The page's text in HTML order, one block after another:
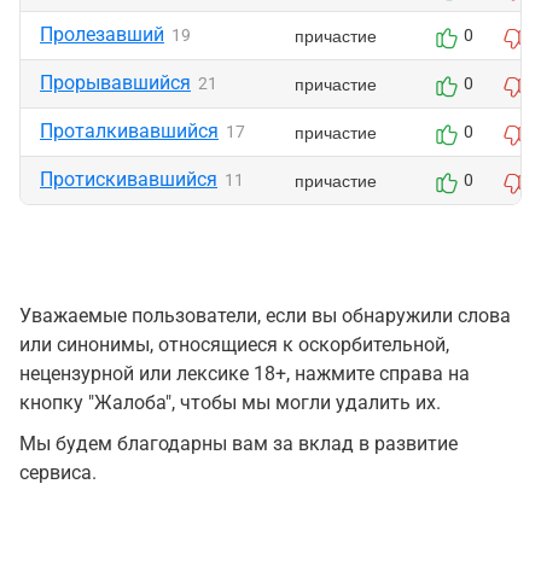
Пролезавший 19 причастие 0
Прорывавшийся 21 причастие 0
Проталкивавшийся 17 причастие 0
Протискивавшийся 11 причастие 0
Уважаемые пользователи, если вы обнаружили слова
или синонимы, относящиеся к оскорбительной,
нецензурной или лексике 18+, нажмите справа на
кнопку "Жалоба", чтобы мы могли удалить их.
Мы будем благодарны вам за вклад в развитие
сервиса.